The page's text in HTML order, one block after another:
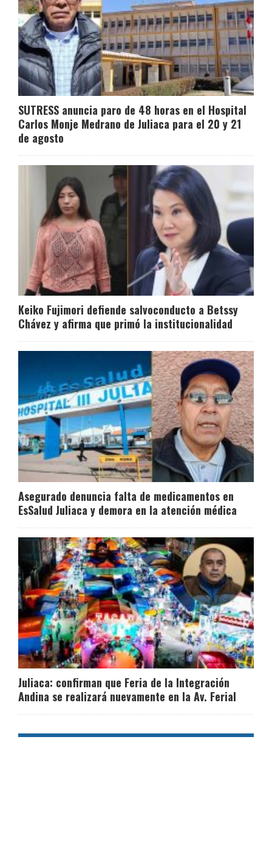
SUTRESS anuncia paro de 48 horas en el Hospital
Carlos Monje Medrano de Juliaca para el 20 y 21
de agosto
Keiko Fujimori defiende salvoconducto a Betssy
Chávez y afirma que primó la institucionalidad
Asegurado denuncia falta de medicamentos en
EsSalud Juliaca y demora en la atención médica
Juliaca: confirman que Feria de la Integración
Andina se realizará nuevamente en la Av. Ferial